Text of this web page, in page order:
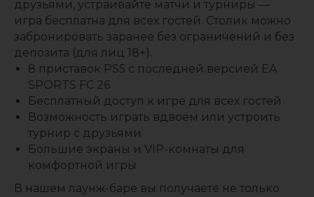
друзьями, устраивайте матчи и турниры —
игра бесплатна для всех гостей. Столик можно
забронировать заранее без ограничений и без
депозита (для лиц 18+).
8 приставок PS5 с последней версией EA
SPORTS FC 26
Бесплатный доступ к игре для всех гостей
Возможность играть вдвоём или устроить
турнир с друзьями
Большие экраны и VIP-комнаты для
комфортной игры
В нашем лаунж-баре вы получаете не только